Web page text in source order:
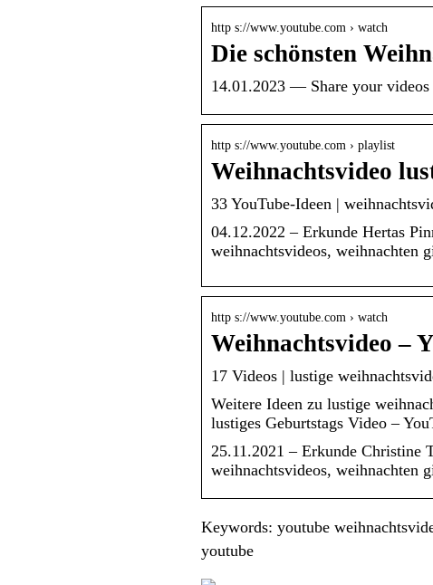
http s://www.youtube.com › watch
Die schönsten
14.01.2023 — Share your
http s://www.youtube.com › playlist
Weihnachtsvideo
33 YouTube-Ideen |
04.12.2022 – Erkunde Hertas
weihnachtsvideos, weihnachten
http s://www.youtube.com › watch
Weihnachtsvideo –
17 Videos | lustige
Weitere Ideen zu lustige
lustiges Geburtstags Video –
25.11.2021 – Erkunde Christine
weihnachtsvideos, weihnachten
Keywords: youtube
youtube